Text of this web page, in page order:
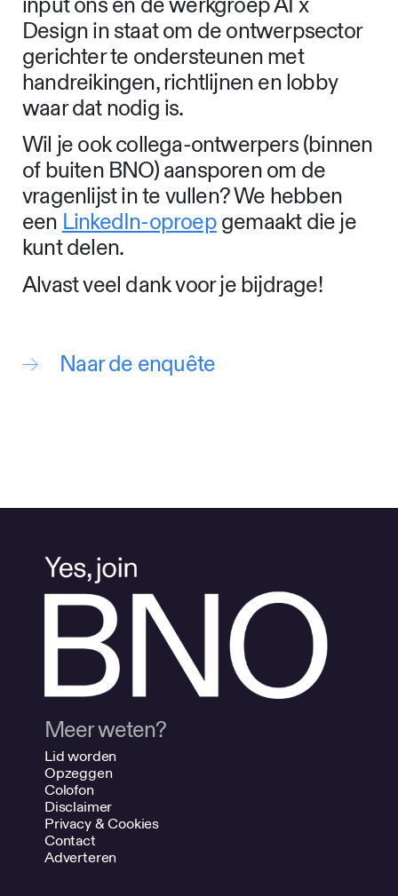
input ons en de werkgroep AI x
Design in staat om de ontwerpsector
gerichter te ondersteunen met
handreikingen, richtlijnen en lobby
waar dat nodig is.
Wil je ook collega-ontwerpers (binnen
of buiten BNO) aansporen om de
vragenlijst in te vullen? We hebben
een LinkedIn-oproepgemaakt die je
kunt delen.
Alvast veel dank voor je bijdrage!
Naar de enquête
Meer weten?
Lid worden
Opzeggen
Colofon
Disclaimer
Privacy & Cookies
Contact
Adverteren